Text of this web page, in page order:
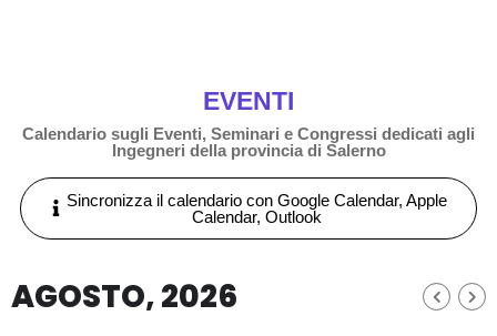
EVENTI
Calendario sugli Eventi, Seminari e Congressi dedicati agli
Ingegneri della provincia di Salerno
Sincronizza il calendario con Google Calendar, Apple
Calendar, Outlook
AGOSTO, 2026